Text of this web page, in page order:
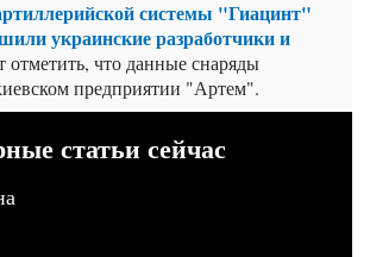
системы "Гиацинт"
украинские разработчики и
отметить, что данные снаряды
предприятии "Артем".
статьи сейчас